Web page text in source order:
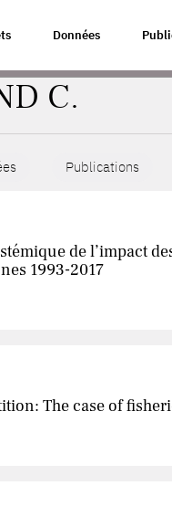
Données
C.
Publications
de l’impact
1993-2017
The case of